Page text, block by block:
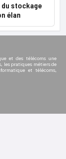
du stockage
élan
et des télécoms une
les pratiques métiers de
et télécoms,